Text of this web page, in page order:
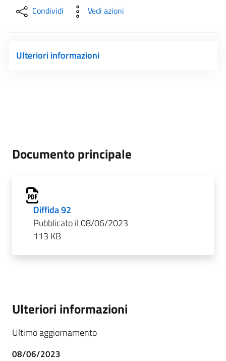
Condividi Vedi azioni
Ulteriori informazioni
Documento principale
Diffida 92
Pubblicato il 08/06/2023
113 KB
Ulteriori informazioni
Ultimo aggiornamento
08/06/2023